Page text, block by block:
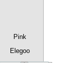
Pink
Elegoo